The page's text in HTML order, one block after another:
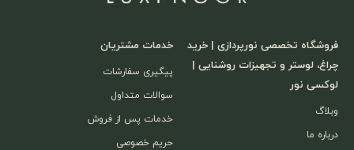
فروشگاه تخصصی نورپردازی | خرید
چراغ، لوستر و تجهیزات روشنایی |
لوکسی نور
وبلاگ
درباره ما
خدمات مشتریان
پیگیری سفارشات
سوالات متداول
خدمات پس از فروش
حریم خصوصی